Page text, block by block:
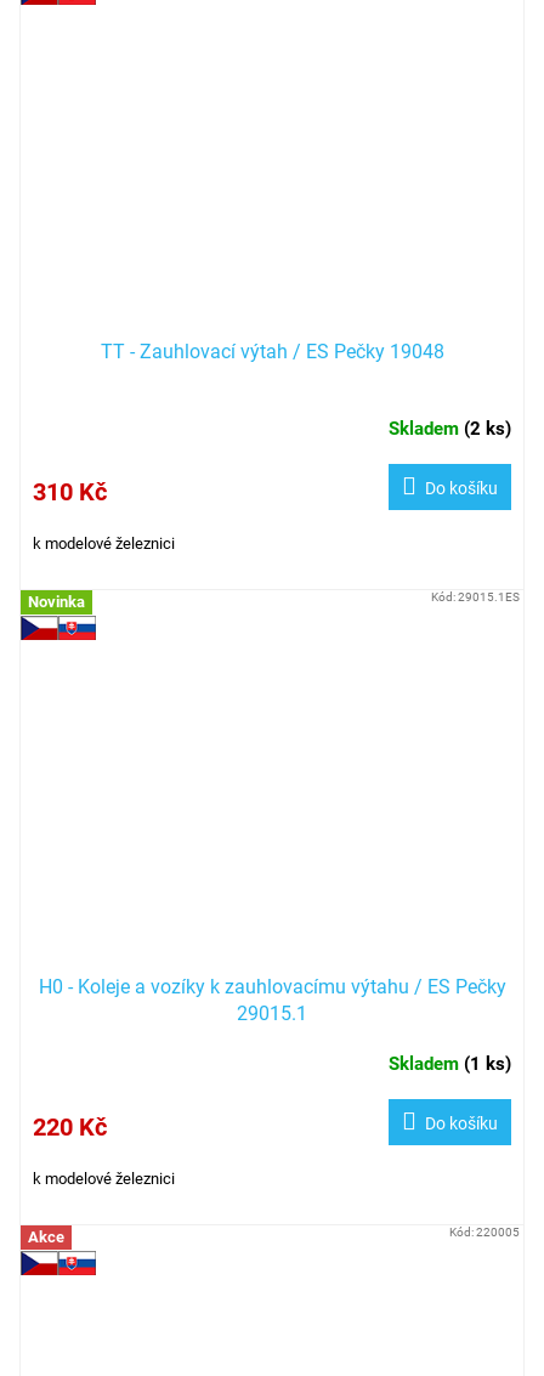
TT - Zauhlovací výtah / ES Pečky 19048
Skladem (2 ks)
310 Kč Do košíku
k modelové železnici
Novinka
H0 - Koleje a vozíky k zauhlovacímu výtahu / ES Pečky
29015.1
Skladem (1 ks)
220 Kč Do košíku
k modelové železnici
Kód:29015.1ES
Akce Kód:220005